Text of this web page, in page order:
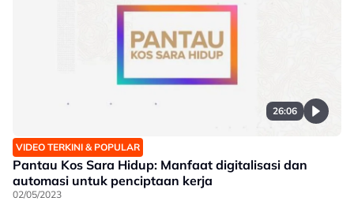
26:06
VIDEO TERKINI & POPULAR
Pantau Kos Sara Hidup: Manfaat digitalisasi dan
automasi untuk penciptaan kerja
02/05/2023